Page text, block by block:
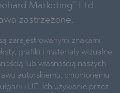
Marketing” Ltd.
zastrzeżone.
zarejestrowanymi znakami
grafiki i materiały wizualne
lub własnością naszych
autorskiemu, chronionemu
i UE. Ich używanie przez